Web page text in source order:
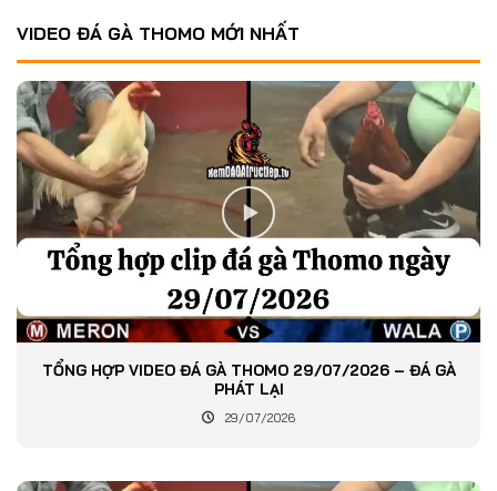
VIDEO ĐÁ GÀ THOMO MỚI NHẤT
TỔNG HỢP VIDEO ĐÁ GÀ THOMO 29/07/2026 – ĐÁ GÀ
PHÁT LẠI
29/07/2026